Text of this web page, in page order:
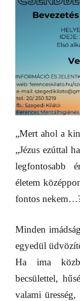
„Mert ahol a
„Jézus ezúttal
legfontosabb
életem
fontos
Minden
egyedül
Ha ima
becsülettel,
valami